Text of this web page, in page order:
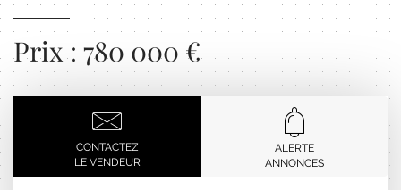
Prix : 780 000 €
CONTACTEZ
LE VENDEUR
ALERTE
ANNONCES